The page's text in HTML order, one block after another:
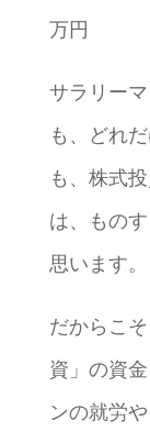
万円
サラリー
も、どれ
も、株式
は、もの
思います。
だからこ
資」の資
ンの就労